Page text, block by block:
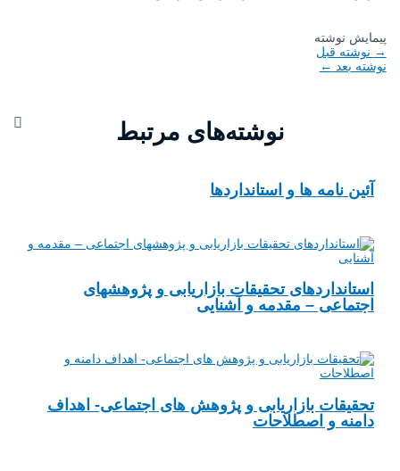
پیمایش نوشته
→ نوشته قبل
نوشته بعد ←
نوشته‌های مرتبط
آئین نامه ها و استانداردها
استانداردهای تحقیقات بازاریابی و پژوهشهای
اجتماعی – مقدمه و آشنایی
تحقیقات بازاریابی و پژوهش های اجتماعی- اهداف
دامنه و اصطلاحات